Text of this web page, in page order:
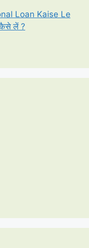
Loan Kaise Le
कैसे लें ?